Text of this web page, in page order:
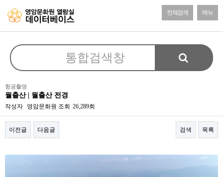
전체검색 메뉴
항공촬영
월출산 | 월출산 전경
작성자 영암문화원 조회 26,289회
이전글 다음글 검색 목록
본문